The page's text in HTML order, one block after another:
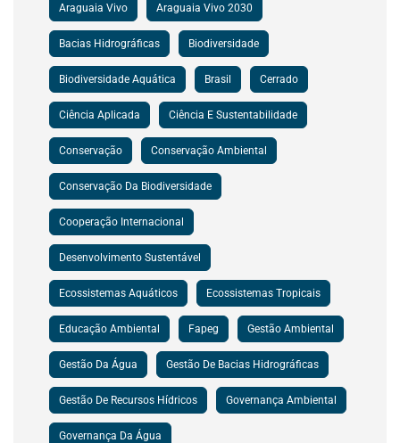
Araguaia Vivo Araguaia Vivo 2030
Bacias Hidrográficas Biodiversidade
Biodiversidade Aquática Brasil Cerrado
Ciência Aplicada Ciência E Sustentabilidade
Conservação Conservação Ambiental
Conservação Da Biodiversidade
Cooperação Internacional
Desenvolvimento Sustentável
Ecossistemas Aquáticos Ecossistemas Tropicais
Educação Ambiental Fapeg Gestão Ambiental
Gestão Da Água Gestão De Bacias Hidrográficas
Gestão De Recursos Hídricos Governança Ambiental
Governança Da Água